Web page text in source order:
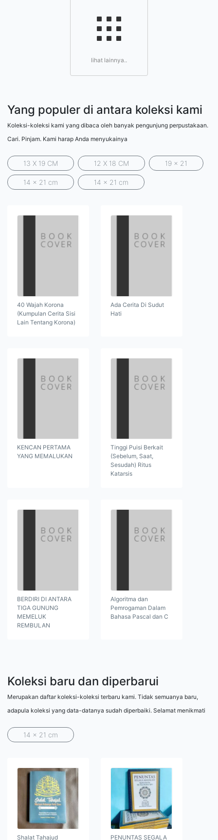
lihat lainnya..
Yang populer di antara koleksi kami
Koleksi-koleksi kami yang dibaca oleh banyak pengunjung perpustakaan.
Cari. Pinjam. Kami harap Anda menyukainya
13 X 19 CM 12 X 18 CM 19 x 21
14 x 21 cm 14 x 21 cm
40 Wajah Korona
(Kumpulan Cerita Sisi
Lain Tentang Korona)
Ada Cerita Di Sudut
Hati
KENCAN PERTAMA
YANG MEMALUKAN
Tinggi Puisi Berkait
(Sebelum, Saat,
Sesudah) Ritus
Katarsis
BERDIRI DI ANTARA
TIGA GUNUNG
MEMELUK
REMBULAN
Algoritma dan
Pemrogaman Dalam
Bahasa Pascal dan C
Koleksi baru dan diperbarui
Merupakan daftar koleksi-koleksi terbaru kami. Tidak semuanya baru,
adapula koleksi yang data-datanya sudah diperbaiki. Selamat menikmati
14 x 21 cm
Shalat Tahajud PENUNTAS SEGALA